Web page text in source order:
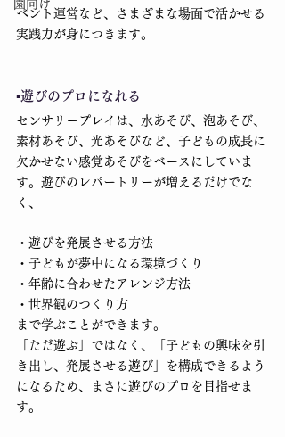
園向け
ベント運営など、さまざまな場面で活かせる
実践力が身につきます。
▪️遊びのプロになれる
センサリープレイは、水あそび、泡あそび、
素材あそび、光あそびなど、子どもの成長に
欠かせない感覚あそびをベースにしていま
す。遊びのレパートリーが増えるだけでな
く、
・遊びを発展させる方法
・子どもが夢中になる環境づくり
・年齢に合わせたアレンジ方法
・世界観のつくり方
まで学ぶことができます。
「ただ遊ぶ」ではなく、「子どもの興味を引
き出し、発展させる遊び」を構成できるよう
になるため、まさに遊びのプロを目指せま
す。